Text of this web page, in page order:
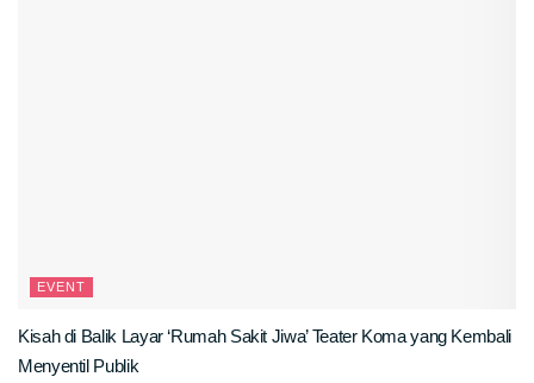
EVENT
Kisah di Balik Layar ‘Rumah Sakit Jiwa’ Teater Koma yang Kembali
Menyentil Publik